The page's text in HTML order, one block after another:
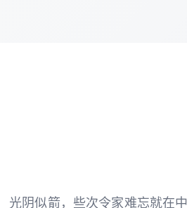
光阴似箭，些次令家难忘就在